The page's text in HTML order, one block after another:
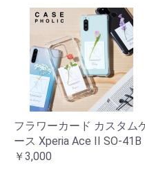
フラワーカード カスタム
ース Xperia Ace II SO-41B
￥3,000